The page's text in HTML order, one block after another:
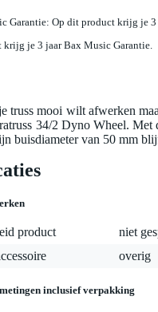
Garantie: Op dit product krijg je
krijg je 3 jaar Bax Music Garantie.
truss mooi wilt afwerken
34/2 Dyno Wheel.
buisdiameter van 50 mm
product
niet
overig
inclusief verpakking